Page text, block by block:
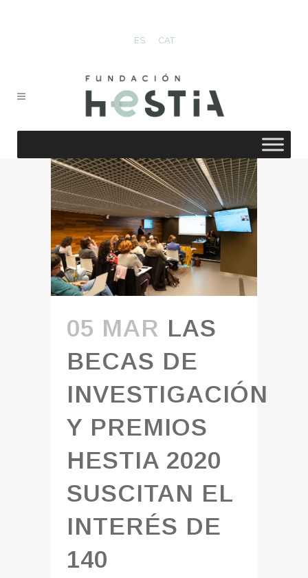
ES CAT
05 MAR LAS
BECAS DE
INVESTIGACIÓN
Y PREMIOS
HESTIA 2020
SUSCITAN EL
INTERÉS DE
140